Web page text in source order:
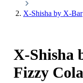
X-Shisha by X-Bar
X-Shisha
Fizzy